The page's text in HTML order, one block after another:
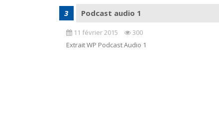
Podcast audio 1
11 février 2015
300
Extrait WP Podcast Audio 1